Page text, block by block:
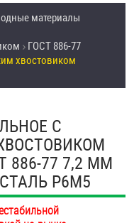
материалы
ГОСТ 886-77
хвостовиком
С
77 7,2 ММ
Р6М5